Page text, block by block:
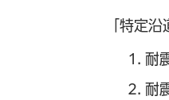
「特定
耐
耐